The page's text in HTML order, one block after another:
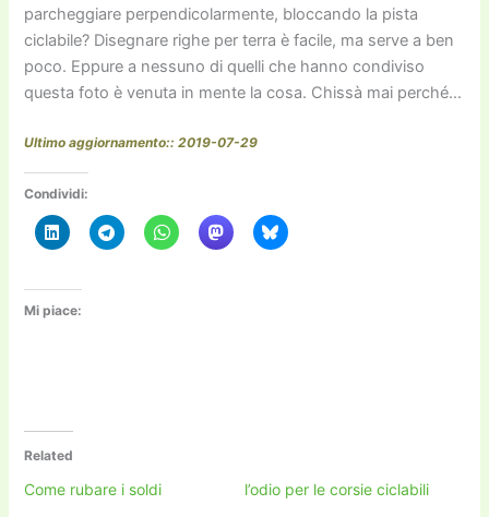
parcheggiare perpendicolarmente, bloccando la pista
ciclabile? Disegnare righe per terra è facile, ma serve a ben
poco. Eppure a nessuno di quelli che hanno condiviso
questa foto è venuta in mente la cosa. Chissà mai perché…
Ultimo aggiornamento:: 2019-07-29
Condividi:
Mi piace:
Related
Come rubare i soldi
l’odio per le corsie ciclabili